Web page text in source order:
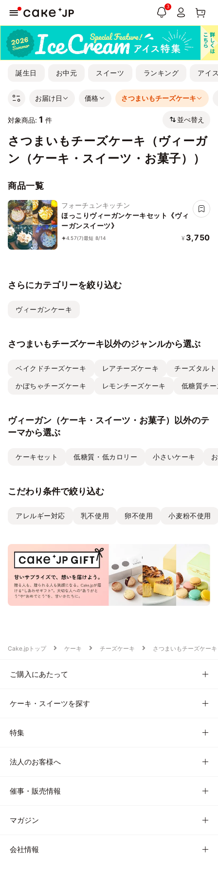
3
誕生日 お中元 スイーツ ランキング アイ
お届け日 価格 さつまいもチーズケーキ
対象商品: 1 件 並べ替え
さつまいもチーズケーキ（ヴィーガ
ン（ケーキ・スイーツ・お菓子））
商品一覧
フォーチュンキッチン
ほっこりヴィーガンケーキセット《ヴィ
ーガンスイーツ》
4.57(7)最短 8/14 ¥ 3,750
さらにカテゴリーを絞り込む
ヴィーガンケーキ
さつまいもチーズケーキ以外のジャンルから選ぶ
ベイクドチーズケーキ レアチーズケーキ チーズタルト
かぼちゃチーズケーキ レモンチーズケーキ 低糖質チ
ヴィーガン（ケーキ・スイーツ・お菓子）以外のテ
ーマから選ぶ
ケーキセット 低糖質・低カロリー 小さいケーキ
こだわり条件で絞り込む
アレルギー対応 乳不使用 卵不使用 小麦粉不使用
Cake.jpトップ ケーキ チーズケーキ さつまいもチーズケーキ
ご購入にあたって
ケーキ・スイーツを探す
特集
法人のお客様へ
催事・販売情報
マガジン
会社情報